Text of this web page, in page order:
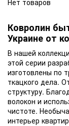
Нет товаров
Ковролин
Украине от
В нашей
этой серии
изготовлены по
ткацкого дела.
структуру.
волокон и
чистоте.
интерьер